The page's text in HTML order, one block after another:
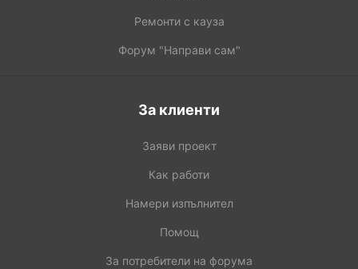
Ремонти с кауза
Форум "Направи сам"
За клиенти
Заяви проект
Как работи
Намери изпълнител
Помощ
За потребители на форума